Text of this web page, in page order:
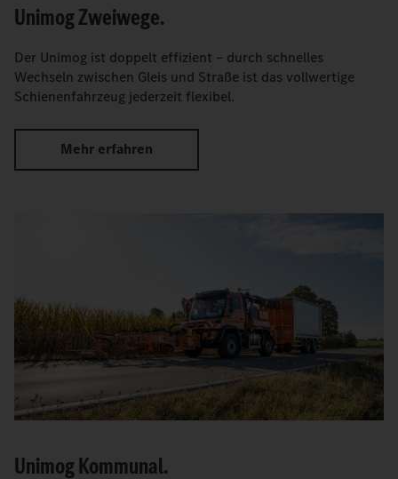
Unimog Zweiwege.
Der Unimog ist doppelt effizient – durch schnelles
Wechseln zwischen Gleis und Straße ist das vollwertige
Schienenfahrzeug jederzeit flexibel.
Mehr erfahren
Unimog Kommunal.